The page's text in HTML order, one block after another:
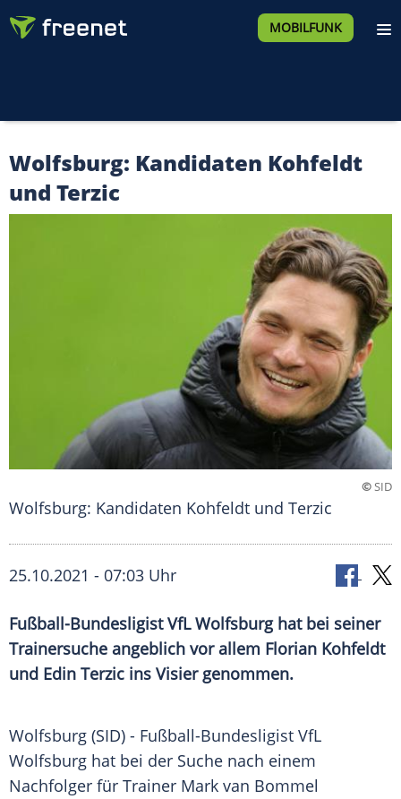
MOBILFUNK
Wolfsburg: Kandidaten Kohfeldt
und Terzic
©SID
Wolfsburg: Kandidaten Kohfeldt und Terzic
25.10.2021 - 07:03 Uhr
Fußball-BundesligistVfL Wolfsburghat bei seiner
Trainersuche angeblich vor allem Florian Kohfeldt
und Edin Terzic ins Visier genommen.
Wolfsburg (SID) - Fußball-Bundesligist VfL
Wolfsburg hat bei der Suche nach einem
Nachfolger für Trainer Mark van Bommel